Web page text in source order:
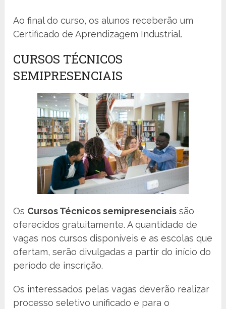
Ao final do curso, os alunos receberão um
Certificado de Aprendizagem Industrial.
CURSOS TÉCNICOS
SEMIPRESENCIAIS
Os Cursos Técnicos semipresenciais são
oferecidos gratuitamente. A quantidade de
vagas nos cursos disponíveis e as escolas que
ofertam, serão divulgadas a partir do início do
período de inscrição.
Os interessados pelas vagas deverão realizar
processo seletivo unificado e para o